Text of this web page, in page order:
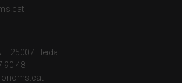
– 25007 Lleida
90 48